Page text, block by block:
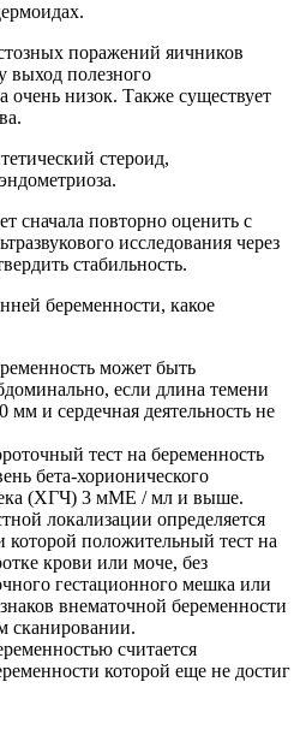
поражений яичников
выход полезного
очень низок. Также существует
стероид,
сначала повторно оценить с
исследования через
стабильность.
беременности, какое
может быть
если длина темени
мм и сердечная деятельность не
тест на беременность
бета-хорионического
(ХГЧ) 3 мМЕ / мл и выше.
локализации определяется
которой положительный тест на
крови или моче, без
гестационного мешка или
внематочной беременности
сканировании.
считается
которой еще не достиг